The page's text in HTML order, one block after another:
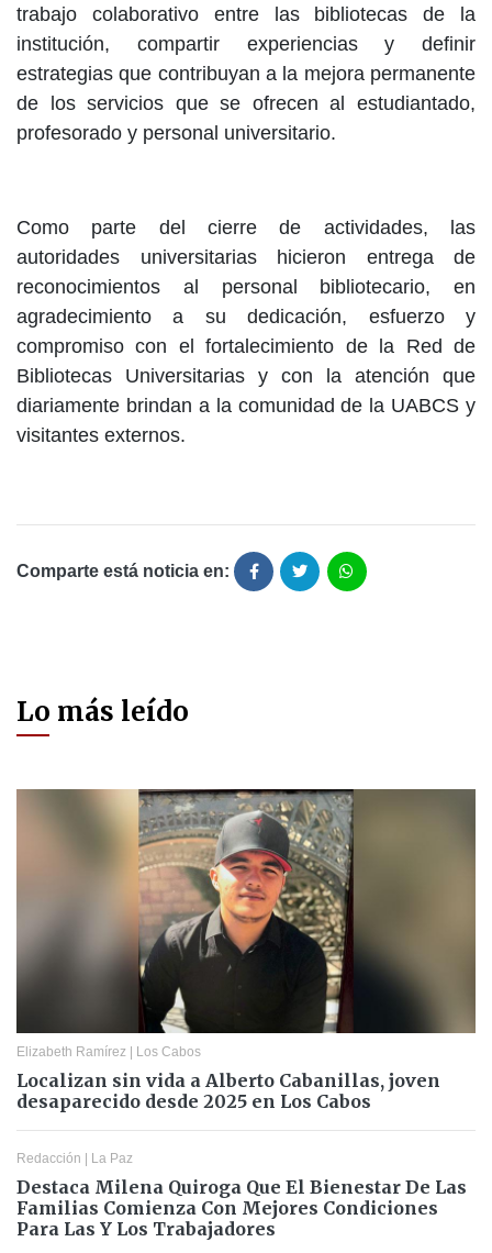
trabajo colaborativo entre las bibliotecas de la
institución, compartir experiencias y definir
estrategias que contribuyan a la mejora permanente
de los servicios que se ofrecen al estudiantado,
profesorado y personal universitario.
Como parte del cierre de actividades, las
autoridades universitarias hicieron entrega de
reconocimientos al personal bibliotecario, en
agradecimiento a su dedicación, esfuerzo y
compromiso con el fortalecimiento de la Red de
Bibliotecas Universitarias y con la atención que
diariamente brindan a la comunidad de la UABCS y
visitantes externos.
Comparte está noticia en:
Lo más leído
Elizabeth Ramírez | Los Cabos
Localizan sin vida a Alberto Cabanillas, joven
desaparecido desde 2025 en Los Cabos
Redacción | La Paz
Destaca Milena Quiroga Que El Bienestar De Las
Familias Comienza Con Mejores Condiciones
Para Las Y Los Trabajadores